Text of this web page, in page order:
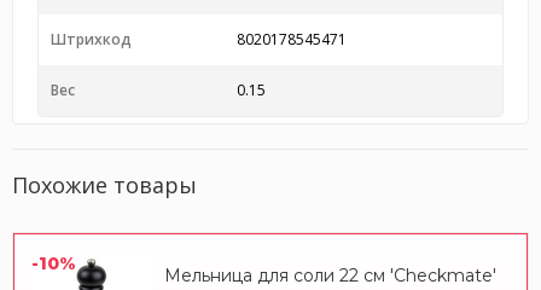
Штрихкод 8020178545471
Вес 0.15
Похожие товары
-10%
Мельница для соли 22 см 'Checkmate'